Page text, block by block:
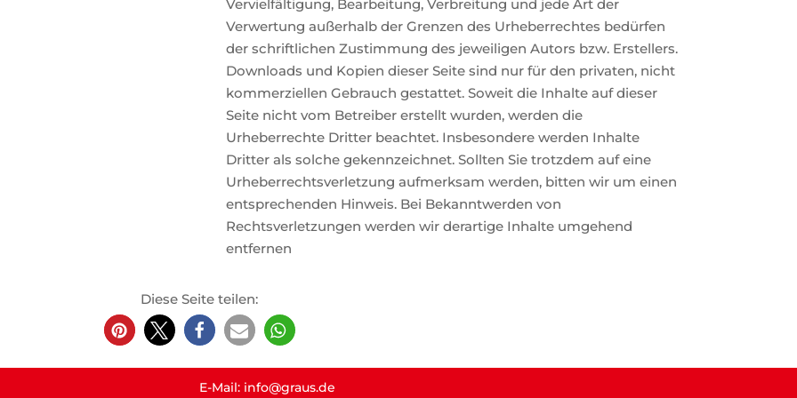
Vervielfältigung, Bearbeitung, Verbreitung und jede Art der
Verwertung außerhalb der Grenzen des Urheberrechtes bedürfen
der schriftlichen Zustimmung des jeweiligen Autors bzw. Erstellers.
Downloads und Kopien dieser Seite sind nur für den privaten, nicht
kommerziellen Gebrauch gestattet. Soweit die Inhalte auf dieser
Seite nicht vom Betreiber erstellt wurden, werden die
Urheberrechte Dritter beachtet. Insbesondere werden Inhalte
Dritter als solche gekennzeichnet. Sollten Sie trotzdem auf eine
Urheberrechtsverletzung aufmerksam werden, bitten wir um einen
entsprechenden Hinweis. Bei Bekanntwerden von
Rechtsverletzungen werden wir derartige Inhalte umgehend
entfernen
Diese Seite teilen:
E-Mail: info@graus.de